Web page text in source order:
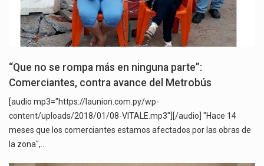
“Que no se rompa más en ninguna parte”:
Comerciantes, contra avance del Metrobús
[audio mp3="https://launion.com.py/wp-
content/uploads/2018/01/08-VITALE.mp3"][/audio] "Hace 14
meses que los comerciantes estamos afectados por las obras de
la zona",…